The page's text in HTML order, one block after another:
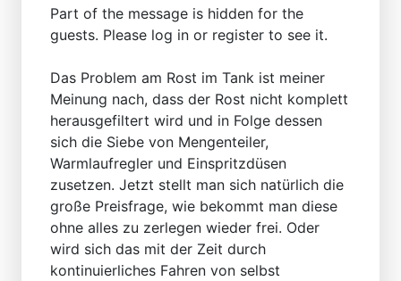
Part of the message is hidden for the
guests. Please log in or register to see it.
Das Problem am Rost im Tank ist meiner
Meinung nach, dass der Rost nicht komplett
herausgefiltert wird und in Folge dessen
sich die Siebe von Mengenteiler,
Warmlaufregler und Einspritzdüsen
zusetzen. Jetzt stellt man sich natürlich die
große Preisfrage, wie bekommt man diese
ohne alles zu zerlegen wieder frei. Oder
wird sich das mit der Zeit durch
kontinuierliches Fahren von selbst